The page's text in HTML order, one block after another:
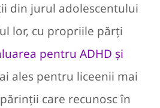
din jurul adolescentului
lor, cu propriile părți
pentru ADHD și
ales pentru liceenii mai
care recunosc în